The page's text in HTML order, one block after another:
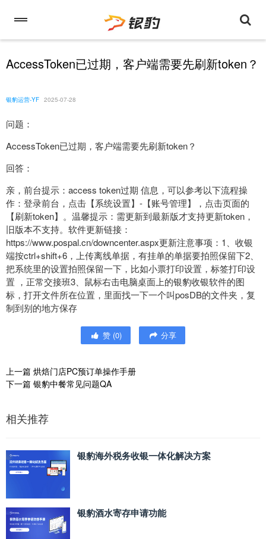
AccessToken已过期，客户端需要先刷新token？
银豹运营-YF 2025-07-28
问题：
AccessToken已过期，客户端需要先刷新token？
回答：
亲，前台提示：access token过期 信息，可以参考以下流程操
作：登录前台，点击【系统设置】-【账号管理】，点击页面的
【刷新token】。温馨提示：需更新到最新版才支持更新token，
旧版本不支持。软件更新链接：
https://www.pospal.cn/downcenter.aspx更新注意事项：1、收银
端按ctrl+shift+6，上传离线单据，有挂单的单据要拍照保留下2、
把系统里的设置拍照保留一下，比如小票打印设置，标签打印设
置 ，正常交接班3、鼠标右击电脑桌面上的银豹收银软件的图
标，打开文件所在位置，里面找一下一个叫posDB的文件夹，复
制到别的地方保存
赞 (0) 分享
上一篇 烘焙门店PC预订单操作手册
下一篇 银豹中餐常见问题QA
相关推荐
银豹海外税务收银一体化解决方案
银豹酒水寄存申请功能